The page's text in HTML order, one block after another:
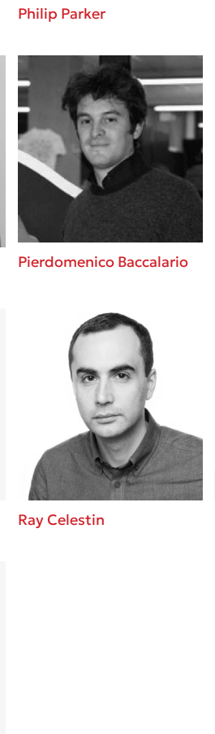
Philip Parker
Pierdomenico Baccalario
Ray Celestin